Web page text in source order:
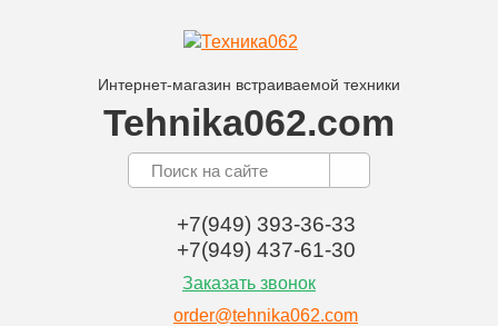
Интернет-магазин встраиваемой техники
Tehnika062.com
+7(949) 393-36-33
+7(949) 437-61-30
Заказать звонок
order@tehnika062.com